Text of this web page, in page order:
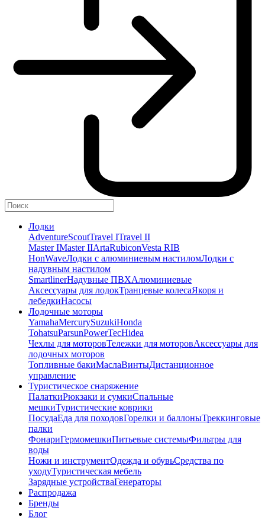
Лодки
AdventureScoutTravel ITravel II
Master IMaster IIArtaRubiconVesta RIB
HonWaveЛодки с алюминиевым настиломЛодки с
надувным настилом
SmartlinerНадувные ПВХАлюминиевые
Аксессуары для лодокТранцевые колесаЯкоря и
лебедкиНасосы
Лодочные моторы
YamahaMercurySuzukiHonda
TohatsuParsunPowerTecHidea
Чехлы для моторовТележки для моторовАксессуары для
лодочных моторов
Топливные бакиМаслаВинтыДистанционное
управление
Туристическое снаряжение
ПалаткиРюкзаки и сумкиСпальные
мешкиТуристические коврики
ПосудаЕда для походовГорелки и баллоныТреккинговые
палки
ФонариГермомешкиПитьевые системыФильтры для
воды
Ножи и инструментОдежда и обувьСредства по
уходуТуристическая мебель
Зарядные устройстваГенераторы
Распродажа
Бренды
Блог